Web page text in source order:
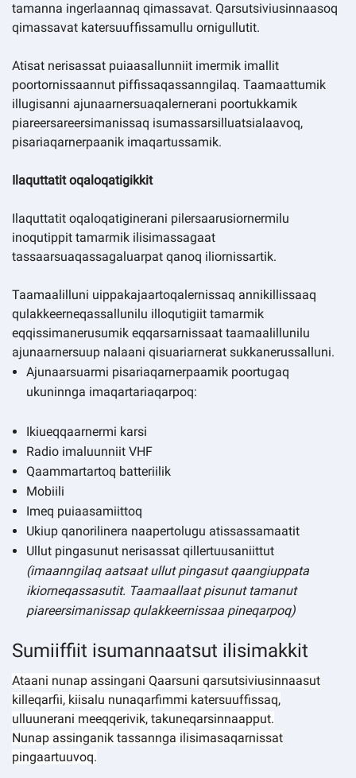
tamanna ingerlaannaq qimassavat. Qarsutsiviusinnaasoq
qimassavat katersuuffissamullu ornigullutit.
Atisat nerisassat puiaasallunniit imermik imallit
poortornissaannut piffissaqassanngilaq. Taamaattumik
illugisanni ajunaarnersuaqalernerani poortukkamik
piareersareersimanissaq isumassarsilluatsialaavoq,
pisariaqarnerpaanik imaqartussamik.
Ilaquttatit oqaloqatigikkit
Ilaquttatit oqaloqatiginerani pilersaarusiornermilu
inoqutippit tamarmik ilisimassagaat
tassaarsuaqassagaluarpat qanoq iliornissartik.
Taamaalilluni uippakajaartoqalernissaq annikillissaaq
qulakkeerneqassallunilu illoqutigiit tamarmik
eqqissimanerusumik eqqarsarnissaat taamaalillunilu
ajunaarnersuup nalaani qisuariarnerat sukkanerussalluni.
Ajunaarsuarmi pisariaqarnerpaamik poortugaq
ukuninnga imaqartariaqarpoq:
Ikiueqqaarnermi karsi
Radio imaluunniit VHF
Qaammartartoq batteriilik
Mobiili
Imeq puiaasamiittoq
Ukiup qanorilinera naapertolugu atissassamaatit
Ullut pingasunut nerisassat qillertuusaniittut
(imaanngilaq aatsaat ullut pingasut qaangiuppata
ikiorneqassasutit. Taamaallaat pisunut tamanut
piareersimanissap qulakkeernissaa pineqarpoq)
Sumiiffiit isumannaatsut ilisimakkit
Ataani nunap assingani Qaarsuni qarsutsiviusinnaasut
killeqarfii, kiisalu nunaqarfimmi katersuuffissaq,
ulluunerani meeqqerivik, takuneqarsinnaapput.
Nunap assinganik tassannga ilisimasaqarnissat
pingaartuuvoq.